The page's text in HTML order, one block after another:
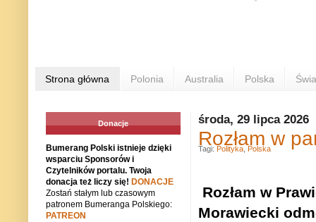
Strona główna Polonia Australia Polska
środa, 29 lipca 2026
Rozłam w
Rozłam w
Morawiecki
Tagi: Polityka Polska
Donacje
Bumerang Polski istnieje dzięki
wsparciu Sponsorów i
Czytelników portalu. Twoja
donacja też liczy się! DONACJE
Zostań stałym lub czasowym
patronem Bumeranga Polskiego:
PATREON